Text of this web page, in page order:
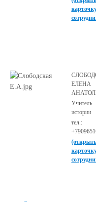
ЕЛЕНА
Учитель
истории
тел.:
(открыть